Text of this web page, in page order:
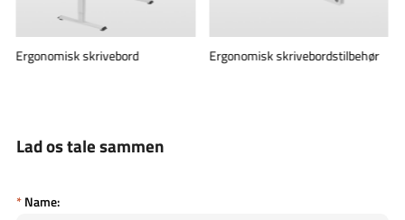
Ergonomisk skrivebord Ergonomisk skrivebordstilbehør
Lad os tale sammen
*Name: